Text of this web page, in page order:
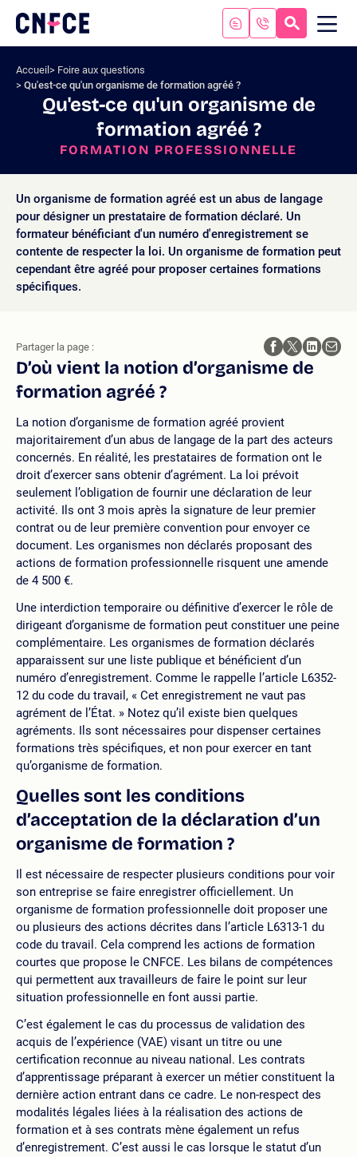
contenu
Logo
site
Accueil
Foire aux questions
Qu'est-ce qu'un organisme de formation agréé ?
Qu'est-ce qu'un organisme de
formation agréé ?
FORMATION PROFESSIONNELLE
Un organisme de formation agréé est un abus de langage
pour désigner un prestataire de formation déclaré. Un
formateur bénéficiant d'un numéro d'enregistrement se
contente de respecter la loi. Un organisme de formation peut
cependant être agréé pour proposer certaines formations
spécifiques.
D’où vient la notion d’organisme de
formation agréé ?
La notion d’organisme de formation agréé provient
majoritairement d’un abus de langage de la part des acteurs
concernés. En réalité, les prestataires de formation ont le
droit d’exercer sans obtenir d’agrément. La loi prévoit
seulement l’obligation de fournir une déclaration de leur
activité. Ils ont 3 mois après la signature de leur premier
contrat ou de leur première convention pour envoyer ce
document. Les organismes non déclarés proposant des
actions de formation professionnelle risquent une amende
de 4 500 €.
Une interdiction temporaire ou définitive d’exercer le rôle de
dirigeant d’organisme de formation peut constituer une peine
complémentaire. Les organismes de formation déclarés
apparaissent sur une liste publique et bénéficient d’un
numéro d’enregistrement. Comme le rappelle l’article L6352-
12 du code du travail, « Cet enregistrement ne vaut pas
agrément de l’État. » Notez qu’il existe bien quelques
agréments. Ils sont nécessaires pour dispenser certaines
formations très spécifiques, et non pour exercer en tant
qu’organisme de formation.
Quelles sont les conditions
d’acceptation de la déclaration d’un
organisme de formation ?
Il est nécessaire de respecter plusieurs conditions pour voir
son entreprise se faire enregistrer officiellement. Un
organisme de formation professionnelle doit proposer une
ou plusieurs des actions décrites dans l’article L6313-1 du
code du travail. Cela comprend les actions de formation
courtes que propose le CNFCE. Les bilans de compétences
qui permettent aux travailleurs de faire le point sur leur
situation professionnelle en font aussi partie.
C’est également le cas du processus de validation des
acquis de l’expérience (VAE) visant un titre ou une
certification reconnue au niveau national. Les contrats
d’apprentissage préparant à exercer un métier constituent la
dernière action entrant dans ce cadre. Le non-respect des
modalités légales liées à la réalisation des actions de
formation et à ses contrats mène également un refus
d’enregistrement. C’est aussi le cas lorsque le statut d’un
Partager la page :